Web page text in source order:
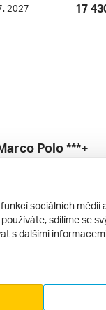
2027 17
Polo ***+
| polopenze
sociálních
sdílíme se
s dalšími